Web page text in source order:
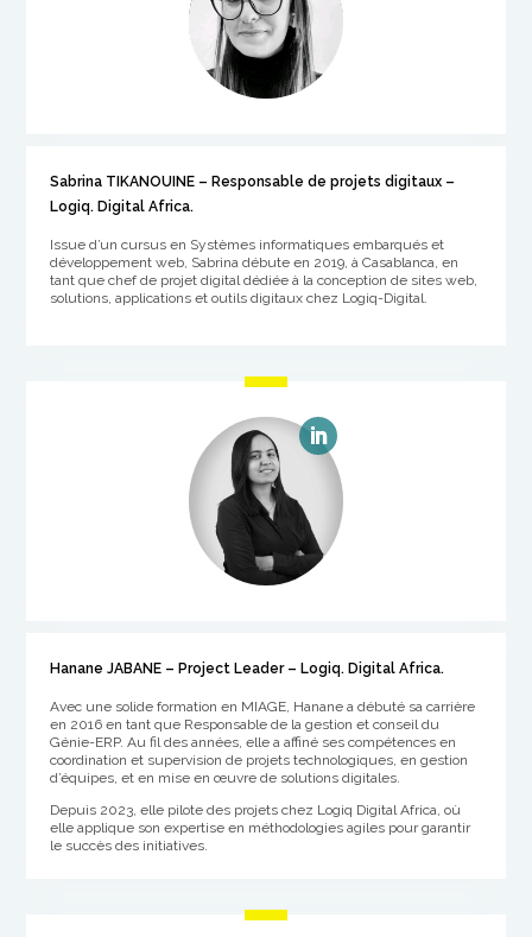
Sabrina TIKANOUINE – Responsable de projets digitaux –
Logiq. Digital Africa.
Issue d’un cursus en Systèmes informatiques embarqués et
développement web, Sabrina débute en 2019, à Casablanca, en
tant que chef de projet digital dédiée à la conception de sites web,
solutions, applications et outils digitaux chez Logiq-Digital.
Hanane JABANE – Project Leader – Logiq. Digital Africa.
Avec une solide formation en MIAGE, Hanane a débuté sa carrière
en 2016 en tant que Responsable de la gestion et conseil du
Génie-ERP. Au fil des années, elle a affiné ses compétences en
coordination et supervision de projets technologiques, en gestion
d’équipes, et en mise en œuvre de solutions digitales.
Depuis 2023, elle pilote des projets chez Logiq Digital Africa, où
elle applique son expertise en méthodologies agiles pour garantir
le succès des initiatives.